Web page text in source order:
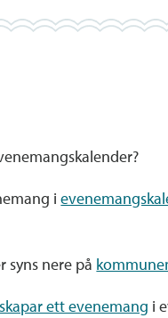
i
syns nere på
ett evenemang i